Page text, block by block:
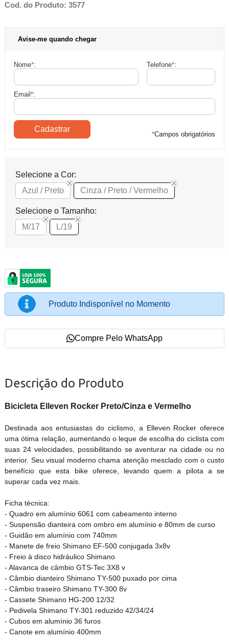
Cod. do Produto: 3577
Avise-me quando chegar
Nome*: Telefone*:
Email*:
*Campos obrigatórios
Selecione a Cor:
Azul / Preto
Cinza / Preto / Vermelho
Selecione o Tamanho:
M/17
L/19
Produto Indisponível no Momento
Compre Pelo WhatsApp
Descrição do Produto
Bicicleta Elleven Rocker Preto/Cinza e Vermelho
Destinada aos entusiastas do ciclismo, a Elleven Rocker oferece
uma ótima relação, aumentando o leque de escolha do ciclista com
suas 24 velocidades, possibilitando se aventurar na cidade ou no
interior. Seu visual moderno chama atenção mesclado com o custo
benefício que esta bike oferece, levando quem a pilota a se
superar cada vez mais.
Ficha técnica:
- Quadro em alumínio 6061 com cabeamento interno
- Suspensão dianteira com ombro em alumínio e 80mm de curso
- Guidão em alumínio com 740mm
- Manete de freio Shimano EF-500 conjugada 3x8v
- Freio à disco hidráulico Shimano
- Alavanca de câmbio GTS-Tec 3X8 v
- Câmbio dianteiro Shimano TY-500 puxado por cima
- Câmbio traseiro Shimano TY-300 8v
- Cassete Shimano HG-200 12/32
- Pedivela Shimano TY-301 reduzido 42/34/24
- Cubos em alumínio 36 furos
- Canote em alumínio 400mm